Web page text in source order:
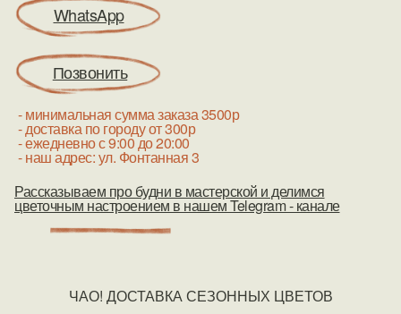
Рассказываем про будни в мастерской и делимся
цветочным настроением в нашем Telegram - канале
WhatsApp
- минимальная сумма заказа 3500р
- доставка по городу от 300р
- ежедневно с 9:00 до 20:00
- наш адрес: ул. Фонтанная 3
Позвонить
ЧАО! ДОСТАВКА СЕЗОННЫХ ЦВЕТОВ